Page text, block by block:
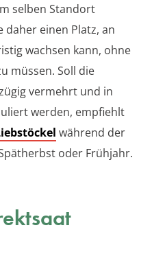
selben Standort
daher einen Platz, an
wachsen kann, ohne
müssen. Soll die
vermehrt und in
werden, empfiehlt
während der
oder Frühjahr.